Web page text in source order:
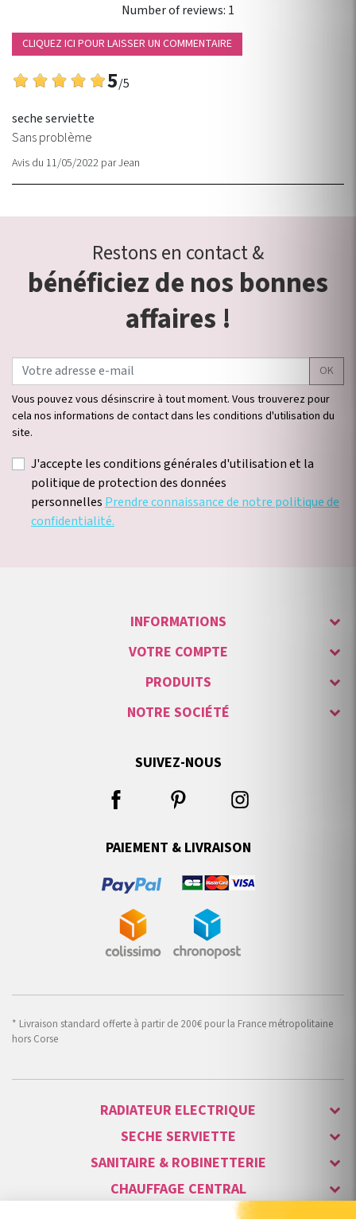
Number of reviews: 1
CLIQUEZ ICI POUR LAISSER UN COMMENTAIRE
5/5
seche serviette
Sans problème
Avis du 11/05/2022 parJean
Restons en contact &
bénéficiez de nos bonnes
affaires !
OK
Vous pouvez vous désinscrire à tout moment. Vous trouverez pour
cela nos informations de contact dans les conditions d'utilisation du
site.
J'accepte les conditions générales d'utilisation et la
politique de protection des données
personnelles Prendre connaissance de notre politique de
confidentialité.
INFORMATIONS
VOTRE COMPTE
PRODUITS
NOTRE SOCIÉTÉ
SUIVEZ-NOUS
PAIEMENT & LIVRAISON
* Livraison standard offerte à partir de 200€ pour la France métropolitaine
hors Corse
RADIATEUR ELECTRIQUE
SECHE SERVIETTE
SANITAIRE & ROBINETTERIE
CHAUFFAGE CENTRAL